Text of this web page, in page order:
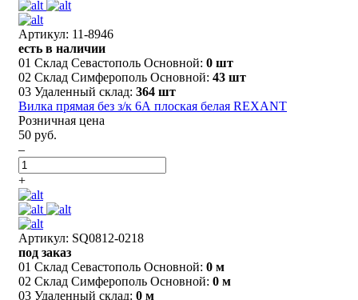
Артикул: 11-8946
есть в наличии
01 Склад Севастополь Основной: 0 шт
02 Склад Симферополь Основной: 43 шт
03 Удаленный склад: 364 шт
Вилка прямая без з/к 6А плоская белая REXANT
Розничная цена
50 руб.
–
+
Артикул: SQ0812-0218
под заказ
01 Склад Севастополь Основной: 0 м
02 Склад Симферополь Основной: 0 м
03 Удаленный склад: 0 м